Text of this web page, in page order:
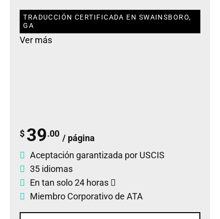
TRADUCCIÓN CERTIFICADA EN SWAINSBORO,
GA
Ver más
$ 39.00 / página
Aceptación garantizada por USCIS
35 idiomas
En tan solo 24 horas
Miembro Corporativo de ATA